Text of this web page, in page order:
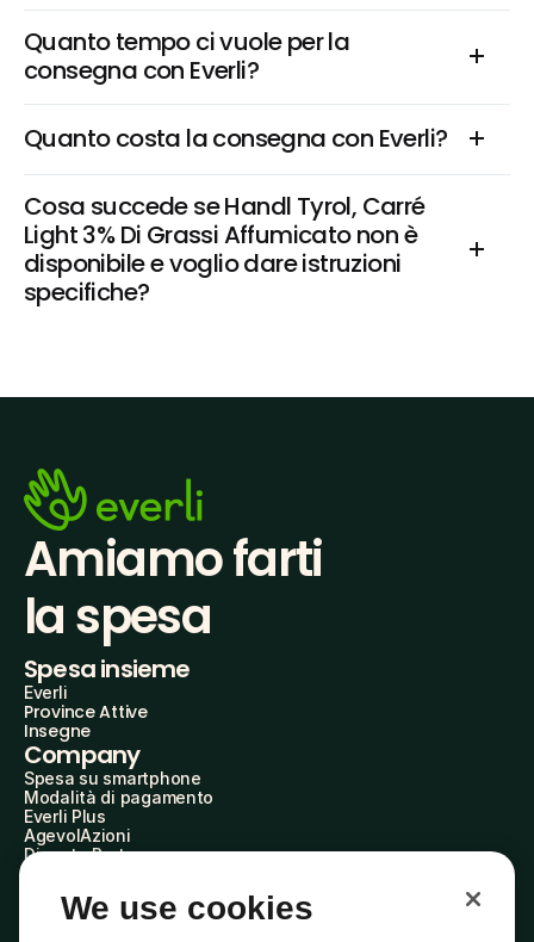
Quanto tempo ci vuole per la
consegna con Everli?
Quanto costa la consegna con Everli?
Cosa succede se Handl Tyrol, Carré
Light 3% Di Grassi Affumicato non è
disponibile e voglio dare istruzioni
specifiche?
Amiamo farti
la spesa
Spesa insieme
Everli
Province Attive
Insegne
Company
Spesa su smartphone
Modalità di pagamento
Everli Plus
AgevolAzioni
Diventa Partner
Everli Shoppers
About Us
We use cookies